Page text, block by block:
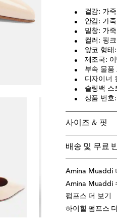
겉감: 가죽
안감: 가죽
밑창: 가
컬러: 핑크
앞코 형태
제조국:
부속 물품
디자이너
슬링백 스
상품 번호
사이즈 & 핏
배송 및 무료
Amina Muaddi
Amina Muaddi
펌프스 더 보기
하이힐 펌프스